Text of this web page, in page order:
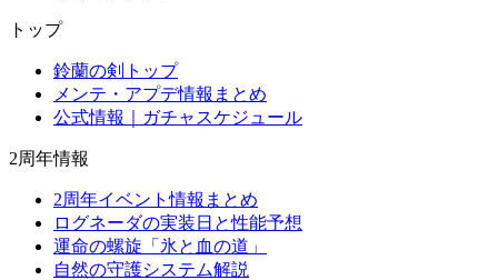
トップ
鈴蘭の剣トップ
メンテ・アプデ情報まとめ
公式情報｜ガチャスケジュール
2周年情報
2周年イベント情報まとめ
ログネーダの実装日と性能予想
運命の螺旋「氷と血の道」
自然の守護システム解説